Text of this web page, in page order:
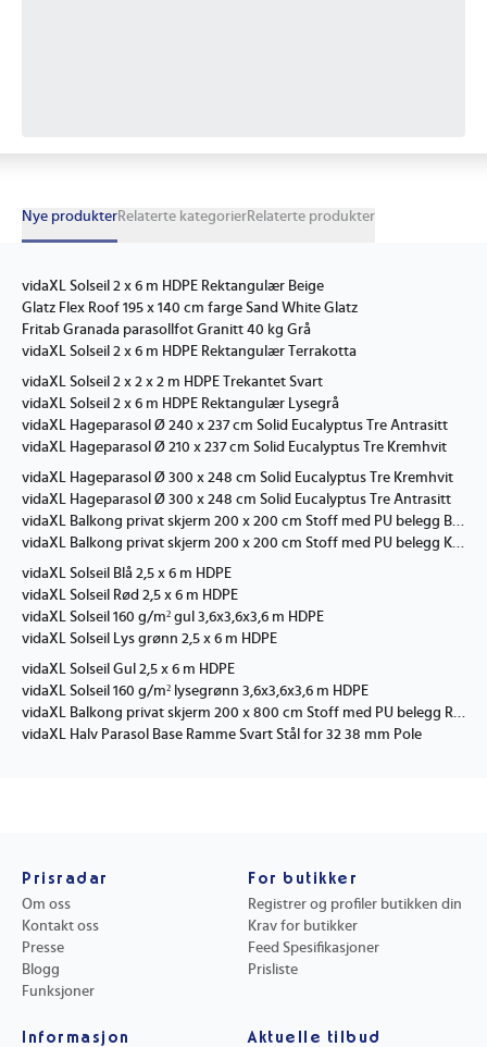
Nye produkterRelaterte kategorierRelaterte produkter
vidaXL Solseil 2 x 6 m HDPE Rektangulær Beige
Glatz Flex Roof 195 x 140 cm farge Sand White Glatz
Fritab Granada parasollfot Granitt 40 kg Grå
vidaXL Solseil 2 x 6 m HDPE Rektangulær Terrakotta
vidaXL Solseil 2 x 2 x 2 m HDPE Trekantet Svart
vidaXL Solseil 2 x 6 m HDPE Rektangulær Lysegrå
vidaXL Hageparasol Ø 240 x 237 cm Solid Eucalyptus Tre Antrasitt
vidaXL Hageparasol Ø 210 x 237 cm Solid Eucalyptus Tre Kremhvit
vidaXL Hageparasol Ø 300 x 248 cm Solid Eucalyptus Tre Kremhvit
vidaXL Hageparasol Ø 300 x 248 cm Solid Eucalyptus Tre Antrasitt
vidaXL Balkong privat skjerm 200 x 200 cm Stoff med PU belegg Beige
vidaXL Balkong privat skjerm 200 x 200 cm Stoff med PU belegg Krem
vidaXL Solseil Blå 2,5 x 6 m HDPE
vidaXL Solseil Rød 2,5 x 6 m HDPE
vidaXL Solseil 160 g/m² gul 3,6x3,6x3,6 m HDPE
vidaXL Solseil Lys grønn 2,5 x 6 m HDPE
vidaXL Solseil Gul 2,5 x 6 m HDPE
vidaXL Solseil 160 g/m² lysegrønn 3,6x3,6x3,6 m HDPE
vidaXL Balkong privat skjerm 200 x 800 cm Stoff med PU belegg Rød
vidaXL Halv Parasol Base Ramme Svart Stål for 32 38 mm Pole
Prisradar
Om oss
Kontakt oss
Presse
Blogg
Funksjoner
For butikker
Registrer og profiler butikken din
Krav for butikker
Feed Spesifikasjoner
Prisliste
Informasjon Aktuelle tilbud